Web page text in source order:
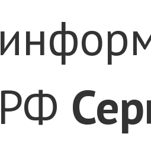
РФ